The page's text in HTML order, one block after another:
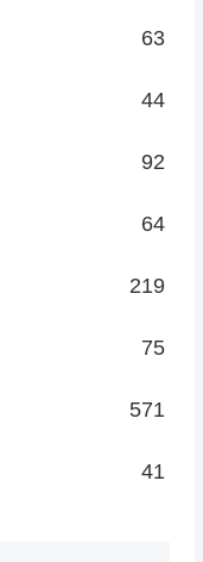
63
44
92
64
219
75
571
41